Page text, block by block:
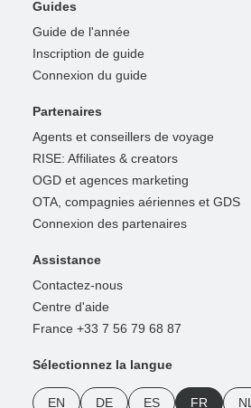
Guides
Guide de l'année
Inscription de guide
Connexion du guide
Partenaires
Agents et conseillers de voyage
RISE: Affiliates & creators
OGD et agences marketing
OTA, compagnies aériennes et GDS
Connexion des partenaires
Assistance
Contactez-nous
Centre d'aide
France +33 7 56 79 68 87
Sélectionnez la langue
EN DE ES FR NL